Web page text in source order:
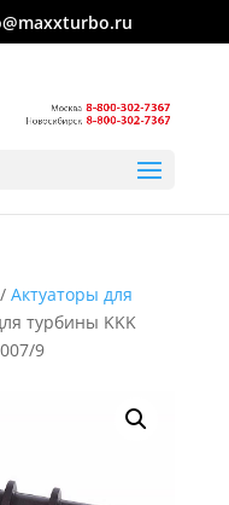
/ Актуаторы для
турбины KKK
9